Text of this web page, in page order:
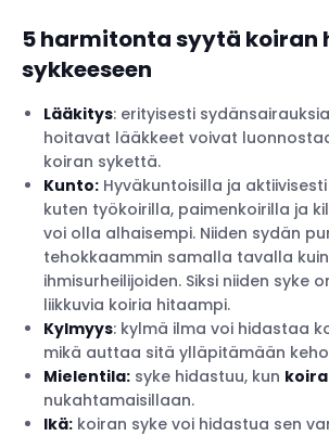
5 harmitonta syytä koiran
sykkeeseen
Lääkitys: erityisesti
hoitavat lääkkeet voivat
koiran sykettä.
Kunto: Hyväkuntoisilla ja
kuten työkoirilla, paimenkoirilla ja
voi olla alhaisempi. Niiden sydän
tehokkaammin samalla tavalla kuin
ihmisurheilijoiden. Siksi niiden syke
liikkuvia koiria hitaampi.
Kylmyys: kylmä ilma voi hidastaa
mikä auttaa sitä ylläpitämään
Mielentila: syke hidastuu, kun
nukahtamaisillaan.
Ikä: koiran syke voi hidastua sen